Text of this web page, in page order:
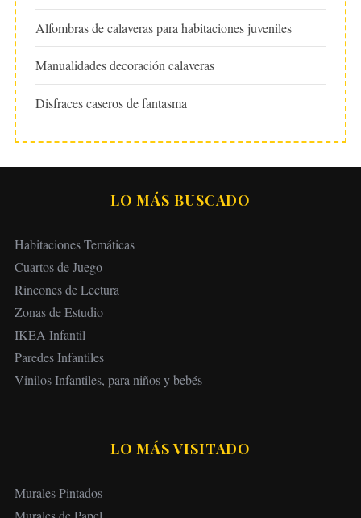
Alfombras de calaveras para habitaciones juveniles
Manualidades decoración calaveras
Disfraces caseros de fantasma
LO MÁS BUSCADO
Habitaciones Temáticas
Cuartos de Juego
Rincones de Lectura
Zonas de Estudio
IKEA Infantil
Paredes Infantiles
Vinilos Infantiles, para niños y bebés
LO MÁS VISITADO
Murales Pintados